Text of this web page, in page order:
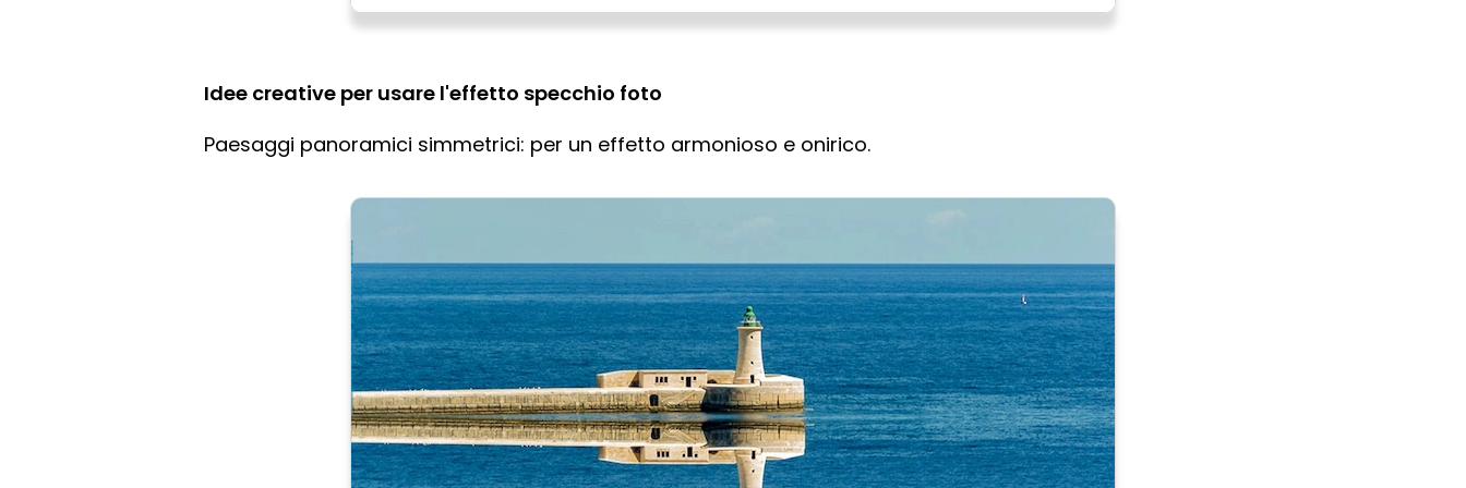
Idee creative per usare l'effetto specchio foto
Paesaggi panoramici simmetrici: per un effetto armonioso e onirico.